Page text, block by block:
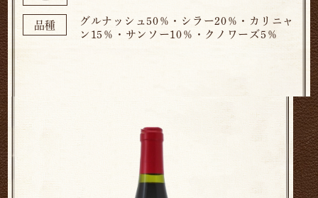
品種
グルナッシュ50％・シラー20％・カリニャ
ン15％・サンソー10％・クノワーズ5％